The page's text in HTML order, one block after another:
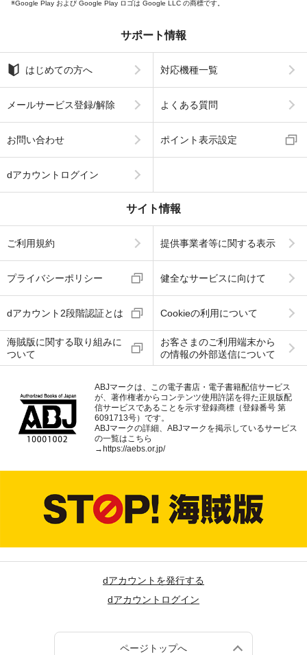
Google Play および Google Play ロゴは Google LLC の商標です。
サポート情報
はじめての方へ 対応機種一覧
メールサービス登録/解除 よくある質問
お問い合わせ ポイント表示設定
dアカウントログイン
サイト情報
ご利用規約 提供事業者等に関する表示
プライバシーポリシー 健全なサービスに向けて
dアカウント2段階認証とは Cookieの利用について
海賊版に関する取り組みに
ついて
お客さまのご利用端末から
の情報の外部送信について
ABJマークは、この電子書店・電子書籍配信サービス
が、著作権者からコンテンツ使用許諾を得た正規版配
信サービスであることを示す登録商標（登録番号 第
6091713号）です。
ABJマークの詳細、ABJマークを掲示しているサービス
の一覧はこちら
→ https://aebs.or.jp/
dアカウントを発行する
dアカウントログイン
ページトップへ